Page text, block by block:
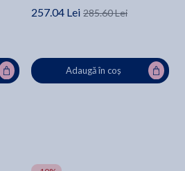
257.04 Lei 285.60 Lei
Adaugă în coș